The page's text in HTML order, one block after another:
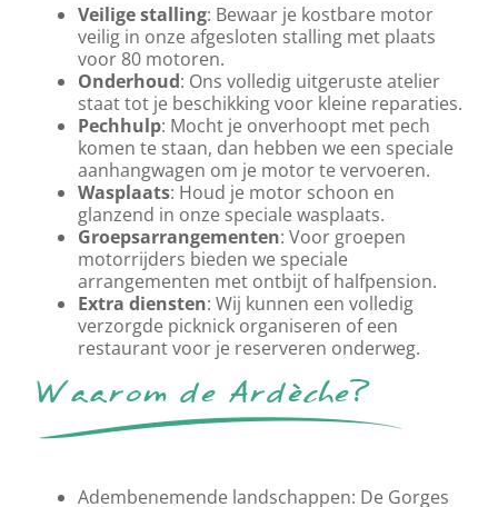
Veilige stalling: Bewaar je kostbare motor
veilig in onze afgesloten stalling met plaats
voor 80 motoren.
Onderhoud: Ons volledig uitgeruste atelier
staat tot je beschikking voor kleine reparaties.
Pechhulp: Mocht je onverhoopt met pech
komen te staan, dan hebben we een speciale
aanhangwagen om je motor te vervoeren.
Wasplaats: Houd je motor schoon en
glanzend in onze speciale wasplaats.
Groepsarrangementen: Voor groepen
motorrijders bieden we speciale
arrangementen met ontbijt of halfpension.
Extra diensten: Wij kunnen een volledig
verzorgde picknick organiseren of een
restaurant voor je reserveren onderweg.
Waarom de Ardèche?
Adembenemende landschappen: De Gorges